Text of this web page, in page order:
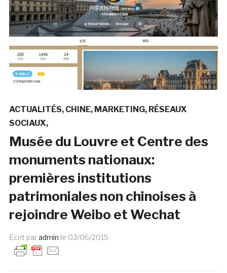
ACTUALITÉS CHINE MARKETING RÉSEAUX
SOCIAUX
Musée du Louvre et Centre des
monuments nationaux:
premières institutions
patrimoniales non chinoises à
rejoindre Weibo et Wechat
Ecrit paradmin le 03/06/2015